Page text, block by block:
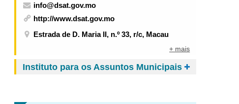
info@dsat.gov.mo
http://www.dsat.gov.mo
Estrada de D. Maria II, n.º 33, r/c, Macau
+ mais
Instituto para os Assuntos Municipais